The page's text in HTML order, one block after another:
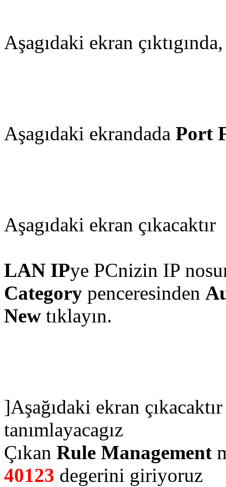
Aşagıdaki ekran
Aşagıdaki ekrandada Port
Aşagıdaki ekran çıkacaktır
LAN IPye PCnizin IP
Category penceresinden
New tıklayın.
]Aşağıdaki ekran
tanımlayacagız
Çıkan Rule Management
40123 degerini giriyoruz